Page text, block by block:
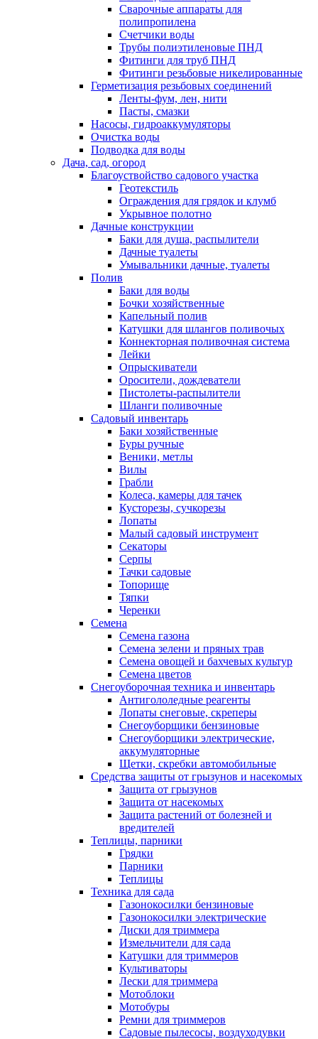
Сварочные аппараты для
полипропилена
Счетчики воды
Трубы полиэтиленовые ПНД
Фитинги для труб ПНД
Фитинги резьбовые никелированные
Герметизация резьбовых соединений
Ленты-фум, лен, нити
Пасты, смазки
Насосы, гидроаккумуляторы
Очистка воды
Подводка для воды
Дача, сад, огород
Благоуствойство садового участка
Геотекстиль
Ограждения для грядок и клумб
Укрывное полотно
Дачные конструкции
Баки для душа, распылители
Дачные туалеты
Умывальники дачные, туалеты
Полив
Баки для воды
Бочки хозяйственные
Капельный полив
Катушки для шлангов поливочых
Коннекторная поливочная система
Лейки
Опрыскиватели
Оросители, дождеватели
Пистолеты-распылители
Шланги поливочные
Садовый инвентарь
Баки хозяйственные
Буры ручные
Веники, метлы
Вилы
Грабли
Колеса, камеры для тачек
Кусторезы, сучкорезы
Лопаты
Малый садовый инструмент
Секаторы
Серпы
Тачки садовые
Топорище
Тяпки
Черенки
Семена
Семена газона
Семена зелени и пряных трав
Семена овощей и бахчевых культур
Семена цветов
Снегоуборочная техника и инвентарь
Антигололедные реагенты
Лопаты снеговые, скреперы
Снегоуборщики бензиновые
Снегоуборщики электрические,
аккумуляторные
Щетки, скребки автомобильные
Средства защиты от грызунов и насекомых
Защита от грызунов
Защита от насекомых
Защита растений от болезней и
вредителей
Теплицы, парники
Грядки
Парники
Теплицы
Техника для сада
Газонокосилки бензиновые
Газонокосилки электрические
Диски для триммера
Измельчители для сада
Катушки для триммеров
Культиваторы
Лески для триммера
Мотоблоки
Мотобуры
Ремни для триммеров
Садовые пылесосы, воздуходувки